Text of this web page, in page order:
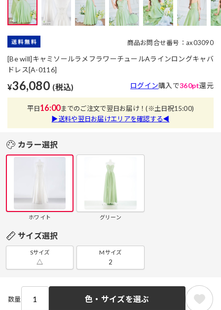
商品お問合せ番号：ax03090
[Be will]キャミソールラメフラワーチュールAラインロングキャバ
ドレス[A-0116]
¥36,080 (税込) ログイン購入で360pt還元
平日16:00までのご注文で翌日お届け！(※土日祝15:00)
▶送料や翌日お届けエリアを確認する◀
カラー選択
ホワイト グリーン
サイズ選択
Sサイズ
△
Mサイズ
2
数量 色・サイズを選ぶ